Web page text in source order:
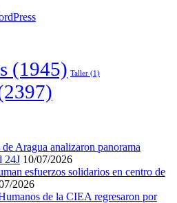
(1945) Taller (1)
Aragua analizaron panorama
24J 10/07/2026
esfuerzos solidarios en centro de
2026
de la CIEA regresaron por